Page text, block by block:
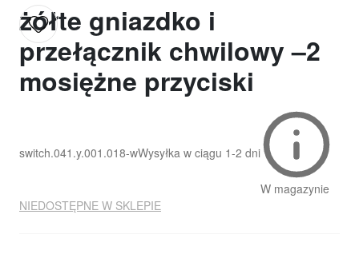
żółte gniazdko i
przełącznik chwilowy –2
mosiężne przyciski
switch.041.y.001.018-wWysyłka w ciągu 1-2 dni
W magazynie
NIEDOSTĘPNE W SKLEPIE